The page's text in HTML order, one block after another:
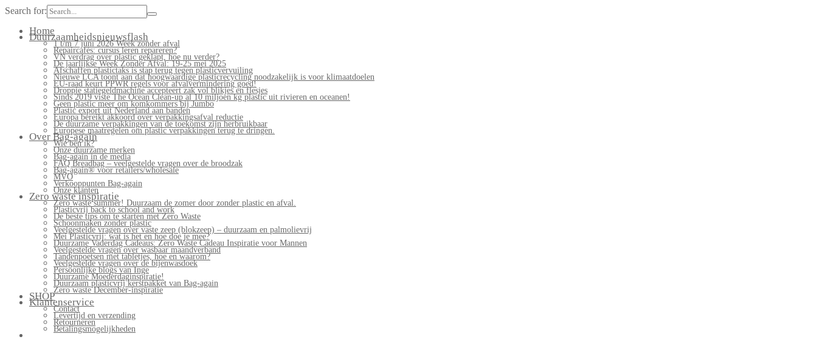
Search for:
Home
Duurzaamheidsnieuwsflash
1 t/m 7 juni 2026 Week zonder afval
Repaircafés: cursus leren repareren?
VN verdrag over plastic geklapt, hoe nu verder?
De jaarlijkse Week Zonder Afval: 19-25 mei 2025
Afschaffen plastictaks is stap terug tegen plasticvervuiling
Nieuwe LCA toont aan dat hoogwaardige plasticrecycling noodzakelijk is voor klimaatdoelen
EU-raad keurt PPWR regels voor afvalvermindering goed!
Droppie statiegeldmachine accepteert zak vol blikjes en flesjes
Sinds 2019 viste The Ocean Clean-up al 10 miljoen kg plastic uit rivieren en oceanen!
Geen plastic meer om komkommers bij Jumbo
Plastic export uit Nederland aan banden
Europa bereikt akkoord over verpakkingsafval reductie
De duurzame verpakkingen van de toekomst zijn herbruikbaar
Europese maatregelen om plastic verpakkingen terug te dringen.
Over Bag-again
Wie ben ik?
Onze duurzame merken
Bag-again in de media
FAQ Breadbag – veelgestelde vragen over de broodzak
Bag-again® voor retailers/wholesale
MVO
Verkooppunten Bag-again
Onze klanten
Zero waste inspiratie
Zero waste summer! Duurzaam de zomer door zonder plastic en afval.
Plasticvrij back to school and work
De beste tips om te starten met Zero Waste
Schoonmaken zonder plastic
Veelgestelde vragen over vaste zeep (blokzeep) – duurzaam en palmolievrij
Mei Plasticvrij: wat is het en hoe doe je mee?
Duurzame Vaderdag Cadeaus: Zero Waste Cadeau Inspiratie voor Mannen
Veelgestelde vragen over wasbaar maandverband
Tandenpoetsen met tabletjes, hoe en waarom?
Veelgestelde vragen over de bijenwasdoek
Persoonlijke blogs van Inge
Duurzame Moederdaginspiratie!
Duurzaam plasticvrij kerstpakket van Bag-again
Zero waste December-inspiratie
SHOP
Klantenservice
Contact
Levertijd en verzending
Retourneren
Betalingsmogelijkheden